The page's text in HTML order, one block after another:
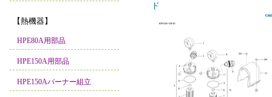
【熱機器】
HPE80A用部品
HPE150A用部品
HPE150Aバーナー組立
ド